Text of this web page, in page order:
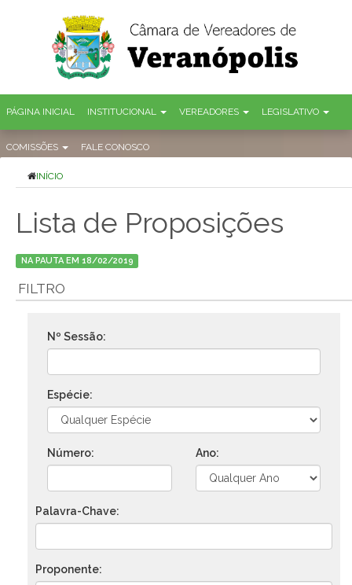
PÁGINA INICIAL INSTITUCIONAL VEREADORES LEGISLATIVO
COMISSÕES FALE CONOSCO
INÍCIO
Lista de Proposições
NA PAUTA EM 18/02/2019
FILTRO
Nº Sessão:
Espécie:
Número: Ano:
Palavra-Chave:
Proponente: